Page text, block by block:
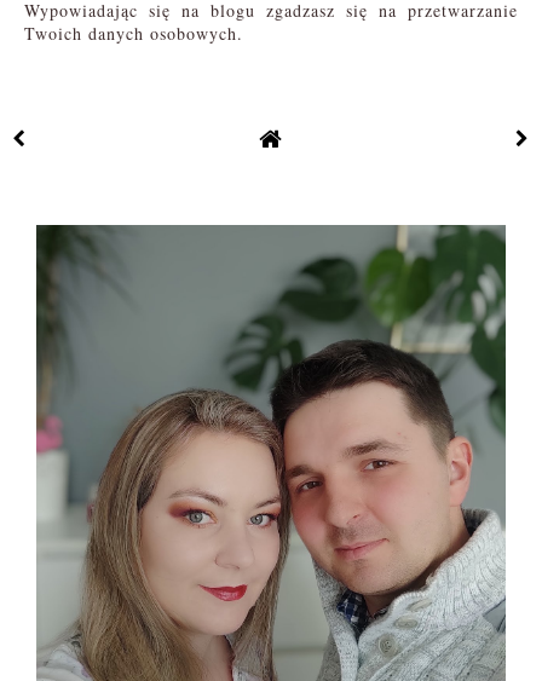
Wypowiadając się na blogu zgadzasz się na przetwarzanie
Twoich danych osobowych.